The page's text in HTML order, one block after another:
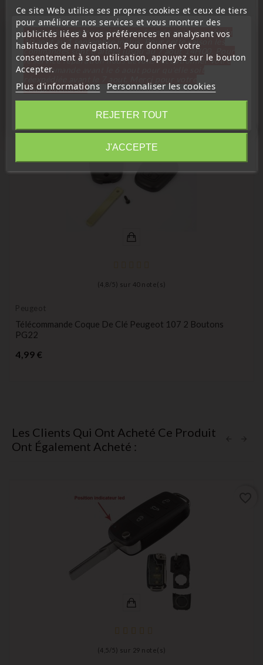
16 D'autres Produits De La Même
Catégorie :
(4,8 / 5) sur 40note(s)
Peugeot
Télécommande Coque De Clé Peugeot 107 2 Boutons
PG22
4,99 €
favorite_border
Les Clients Qui Ont Acheté Ce Produit
Ont Également Acheté :
(4,5 / 5) sur 29 note(s)
Ce site Web utilise ses propres cookies et ceux de tiers
pour améliorer nos services et vous montrer des
publicités liées à vos préférences en analysant vos
habitudes de navigation. Pour donner votre
consentement à son utilisation, appuyez sur le bouton
Accepter.
Plus d'informations Personnaliser les cookies
REJETER TOUT
J'ACCEPTE
« Attention, notre société sera fermée pour congés du
10 aout au 1 septembre inclus. Pour cette raison les
commandes sont traitées jusqu'au 7 aout 14H00. Pour
le service réparation nous devons réceptionner votre
télécommande avant le 6 aout pour qu'elle soit
compréhension»
Fermer
Information